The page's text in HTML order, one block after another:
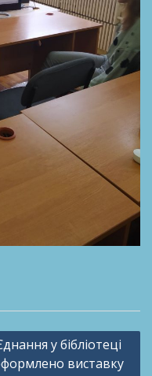
у бібліотеці
виставку